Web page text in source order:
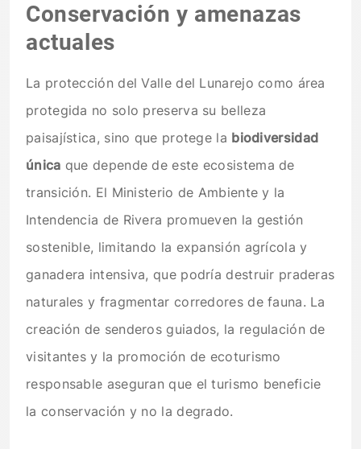
Conservación y amenazas
actuales
La protección del Valle del Lunarejo como área
protegida no solo preserva su belleza
paisajística, sino que protege la biodiversidad
única que depende de este ecosistema de
transición. El Ministerio de Ambiente y la
Intendencia de Rivera promueven la gestión
sostenible, limitando la expansión agrícola y
ganadera intensiva, que podría destruir praderas
naturales y fragmentar corredores de fauna. La
creación de senderos guiados, la regulación de
visitantes y la promoción de ecoturismo
responsable aseguran que el turismo beneficie
la conservación y no la degrado.